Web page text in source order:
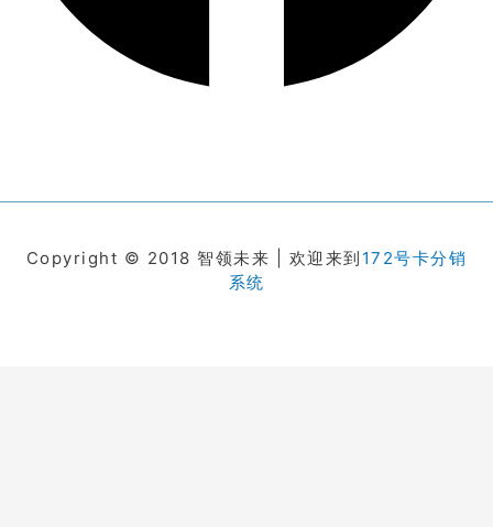
Copyright © 2018 智领未来 | 欢迎来到 172号卡分销
系统